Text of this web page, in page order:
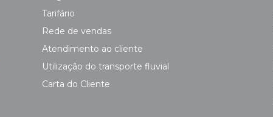
Tarifário
Rede de vendas
Atendimento ao cliente
Utilização do transporte fluvial
Carta do Cliente